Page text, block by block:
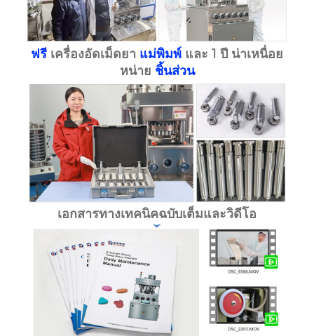
ฟรี เครื่องอัดเม็ดยา แม่พิมพ์ และ 1 ปี น่าเหนื่อย
หน่าย ชิ้นส่วน
เอกสารทางเทคนิคฉบับเต็มและวิดีโอ